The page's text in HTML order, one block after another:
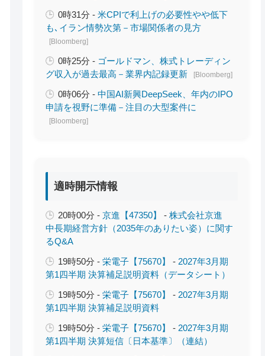
0時31分 -米CPIで利上げの必要性やや低下
も､イラン情勢次第－市場関係者の見方
[Bloomberg]
0時25分 - ゴールドマン、株式トレーディン
グ収入が過去最高－業界内記録更新
[Bloomberg]
0時06分 -中国AI新興DeepSeek、年内のIPO
申請を視野に準備－注目の大型案件に
[Bloomberg]
適時開示情報
20時00分 -京進【47350】 -株式会社京進
中長期経営方針（2035年のありたい姿）に関す
るQ&A
19時50分 -栄電子【75670】 -2027年3月期
第1四半期 決算補足説明資料（データシート）
19時50分 -栄電子【75670】 -2027年3月期
第1四半期 決算補足説明資料
19時50分 -栄電子【75670】 -2027年3月期
第1四半期 決算短信〔日本基準〕（連結）